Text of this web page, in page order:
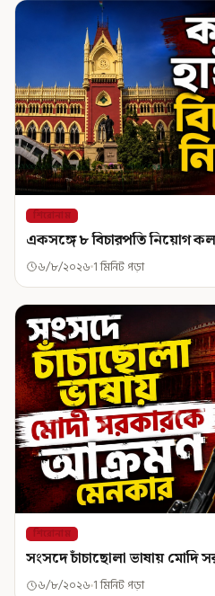
শিরোনাম
একসঙ্গে ৮ বিচারপতি নিয়োগ
৬/৮/২০২৬ 1 মিনিট পড়া
শিরোনাম
সংসদে চাঁচাছোলা ভাষায়
৬/৮/২০২৬ 1 মিনিট পড়া